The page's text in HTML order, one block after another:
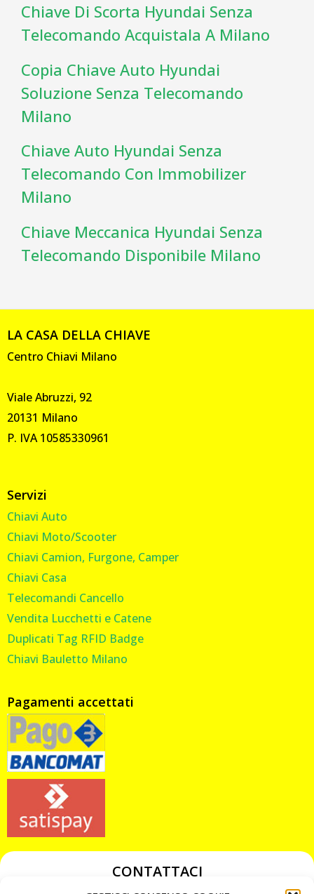
Chiave Di Scorta Hyundai Senza
Telecomando Acquistala A Milano
Copia Chiave Auto Hyundai
Soluzione Senza Telecomando
Milano
Chiave Auto Hyundai Senza
Telecomando Con Immobilizer
Milano
Chiave Meccanica Hyundai Senza
Telecomando Disponibile Milano
LA CASA DELLA CHIAVE
Centro Chiavi Milano
Viale Abruzzi, 92
20131 Milano
P. IVA 10585330961
Servizi
Chiavi Auto
Chiavi Moto/Scooter
Chiavi Camion, Furgone, Camper
Chiavi Casa
Telecomandi Cancello
Vendita Lucchetti e Catene
Duplicati Tag RFID Badge
Chiavi Bauletto Milano
Pagamenti accettati
CONTATTACI